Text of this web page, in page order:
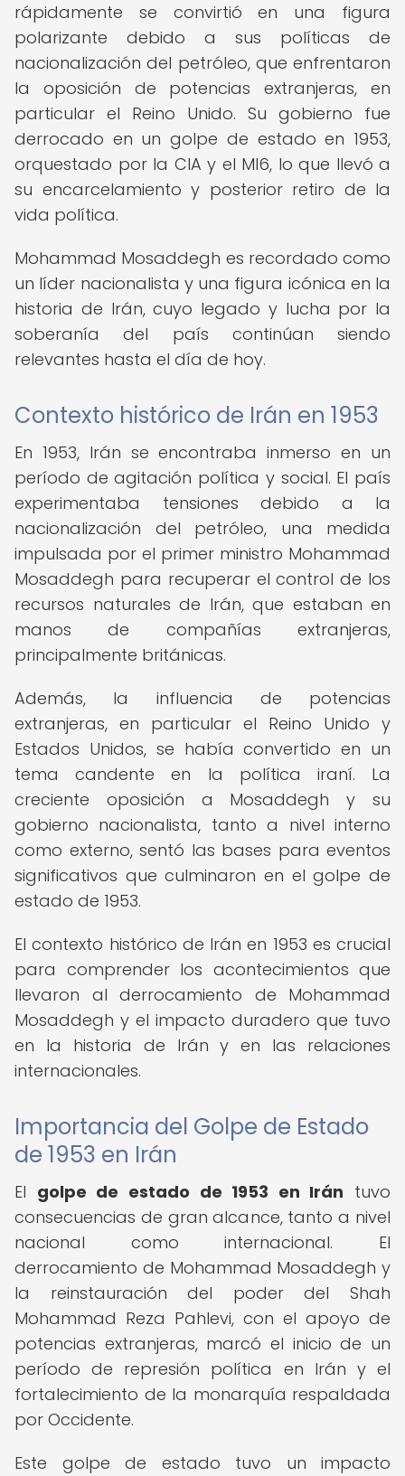
rápidamente se convirtió en una figura
polarizante debido a sus políticas de
nacionalización del petróleo, que enfrentaron
la oposición de potencias extranjeras, en
particular el Reino Unido. Su gobierno fue
derrocado en un golpe de estado en 1953,
orquestado por la CIA y el MI6, lo que llevó a
su encarcelamiento y posterior retiro de la
vida política.
Mohammad Mosaddegh es recordado como
un líder nacionalista y una figura icónica en la
historia de Irán, cuyo legado y lucha por la
soberanía del país continúan siendo
relevantes hasta el día de hoy.
Contexto histórico de Irán en 1953
En 1953, Irán se encontraba inmerso en un
período de agitación política y social. El país
experimentaba tensiones debido a la
nacionalización del petróleo, una medida
impulsada por el primer ministro Mohammad
Mosaddegh para recuperar el control de los
recursos naturales de Irán, que estaban en
manos de compañías extranjeras,
principalmente británicas.
Además, la influencia de potencias
extranjeras, en particular el Reino Unido y
Estados Unidos, se había convertido en un
tema candente en la política iraní. La
creciente oposición a Mosaddegh y su
gobierno nacionalista, tanto a nivel interno
como externo, sentó las bases para eventos
significativos que culminaron en el golpe de
estado de 1953.
El contexto histórico de Irán en 1953 es crucial
para comprender los acontecimientos que
llevaron al derrocamiento de Mohammad
Mosaddegh y el impacto duradero que tuvo
en la historia de Irán y en las relaciones
internacionales.
Importancia del Golpe de Estado
de 1953 en Irán
El golpe de estado de 1953 en Irán tuvo
consecuencias de gran alcance, tanto a nivel
nacional como internacional. El
derrocamiento de Mohammad Mosaddegh y
la reinstauración del poder del Shah
Mohammad Reza Pahlevi, con el apoyo de
potencias extranjeras, marcó el inicio de un
período de represión política en Irán y el
fortalecimiento de la monarquía respaldada
por Occidente.
Este golpe de estado tuvo un impacto